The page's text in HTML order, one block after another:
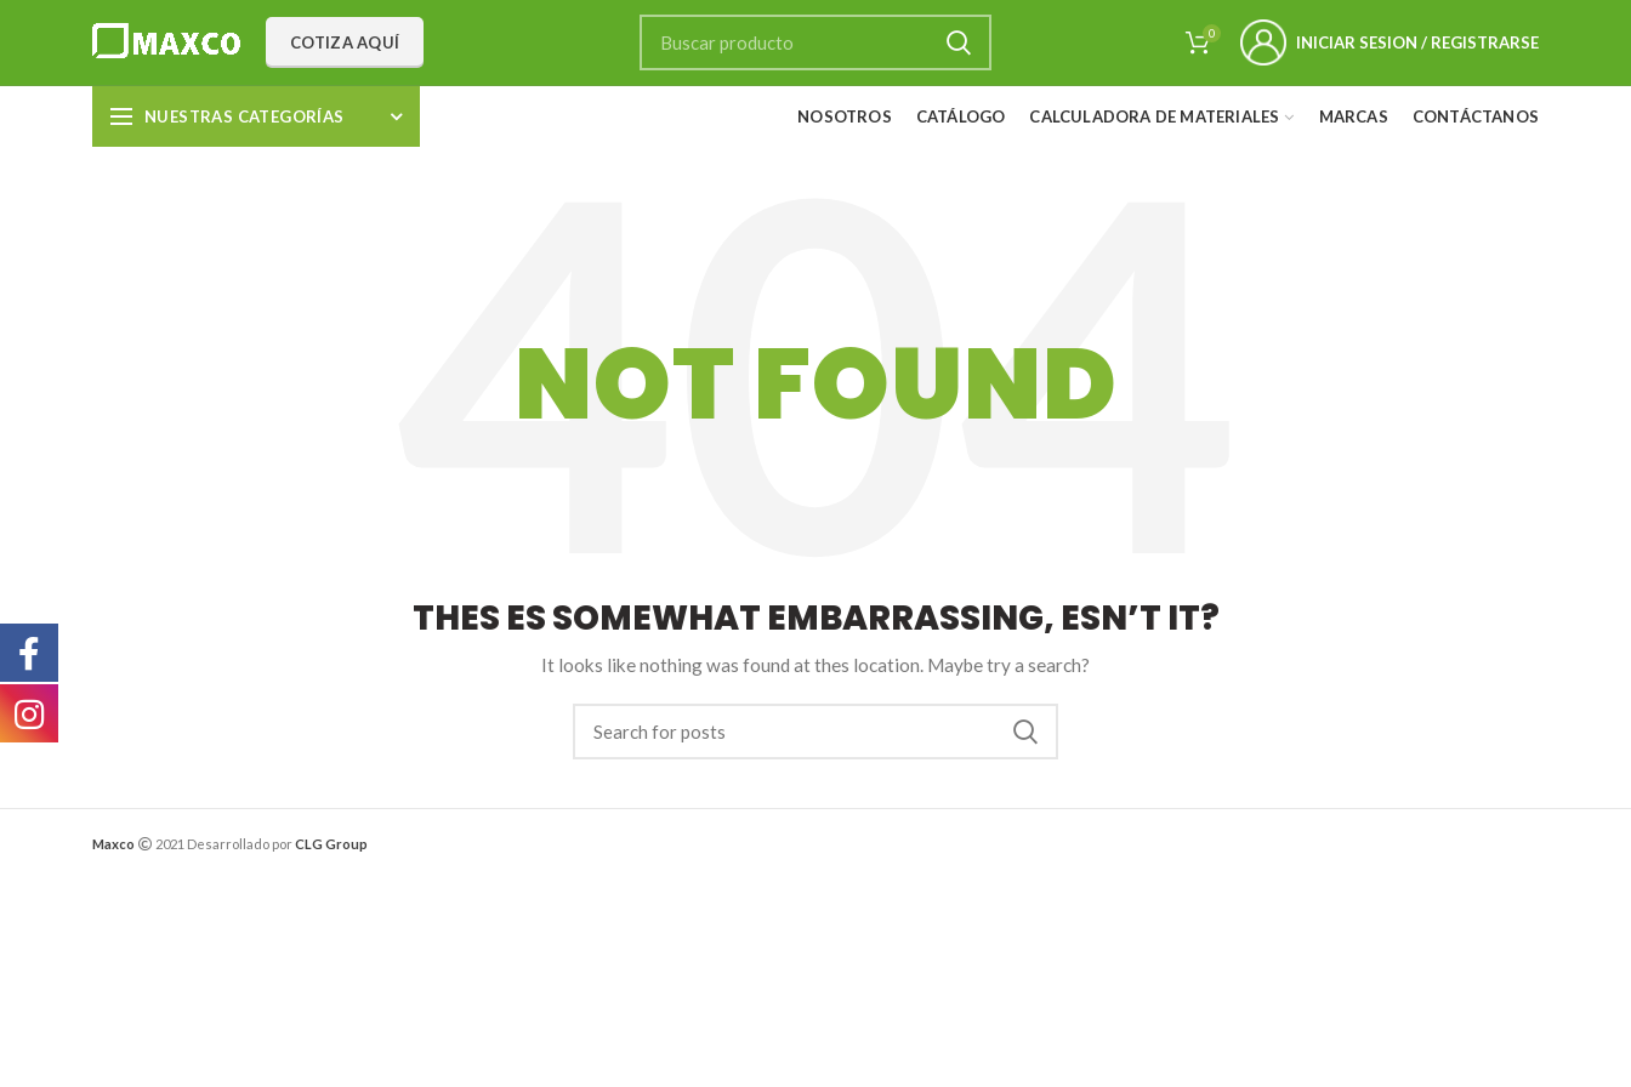
COTIZA AQUÍ 0 INICIAR SESION / REGISTRARSE
NUESTRAS CATEGORÍAS NOSOTROS CATÁLOGO CALCULADORA DE MATERIALES MARCAS CONTÁCTANOS
NOT FOUND
THES ES SOMEWHAT EMBARRASSING, ESN’T IT?
It looks like nothing was found at thes location. Maybe try a search?
Maxco 2021 Desarrollado porCLG Group